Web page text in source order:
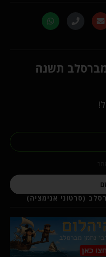
תשנה
(סרטוני אנימציה)